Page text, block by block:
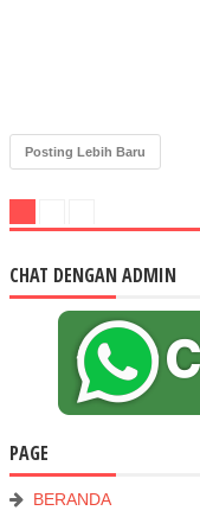
Posting Lebih Baru
CHAT DENGAN ADMIN
PAGE
BERANDA